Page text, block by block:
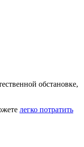
обстановке,
легко потратить